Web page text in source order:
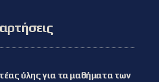
ύλης για τα μαθήματα των